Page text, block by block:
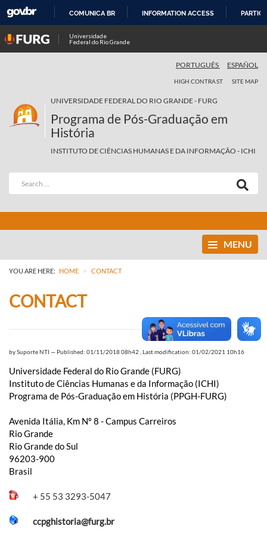
COMUNICA BR INFORMATION ACCESS
Universidade
Federal do Rio Grande
PORTUGUÊS ESPAÑOL
HIGH CONTRAST SITE MAP
UNIVERSIDADE FEDERAL DO RIO GRANDE - FURG
Programa de Pós-Graduação em
História
INSTITUTO DE CIÊNCIAS HUMANAS E DA INFORMAÇÃO - ICHI
MENU
YOU ARE HERE: HOME > CONTACT
CONTACT
bySuporte NTI — Published: 01/11/2018 08h42 Last modification: 01/02/2021 10h16
Universidade Federal do Rio Grande (FURG)
Instituto de Ciências Humanas e da Informação (ICHI)
Programa de Pós-Graduação em História (PPGH-FURG)
Avenida Itália, Km Nº 8 - Campus Carreiros
Rio Grande
Rio Grande do Sul
96203-900
Brasil
+ 55 53 3293-5047
ccpghistoria@furg.br